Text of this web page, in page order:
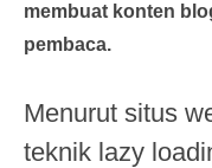
membuat konten
pembaca.
Menurut situs
teknik lazy